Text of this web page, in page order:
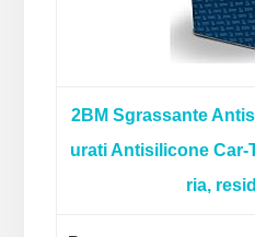
2BM Sgrassante
urati Antisilicone Car-
ria,